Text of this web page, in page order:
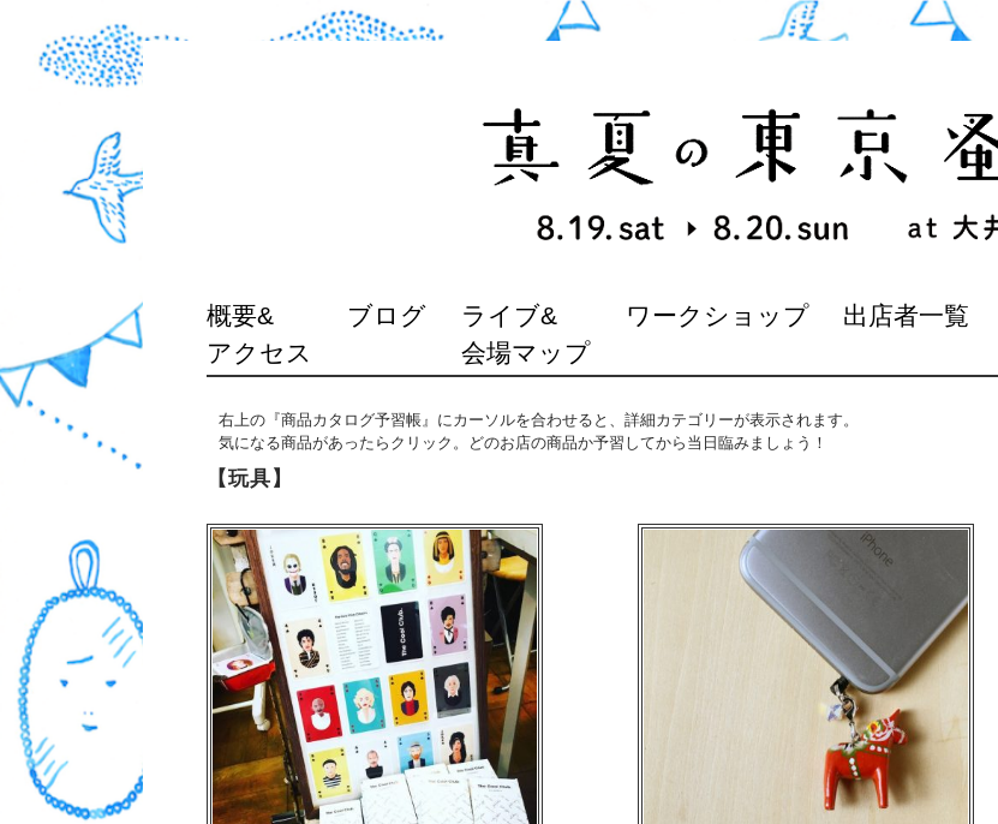
SKIP
TO
CONTENT
概要&
アクセス
ブログ
ライブ&
会場マップ
ワークショップ 出店者一覧
右上の『商品カタログ予習帳』にカーソルを合わせると、詳細カテゴリーが表示されます。
気になる商品があったらクリック。どのお店の商品か予習してから当日臨みましょう！
【玩具】